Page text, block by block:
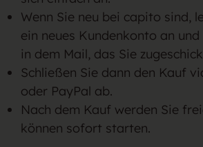
Wenn Sie neu bei capito sind,
ein neues Kundenkonto an
in dem Mail, das Sie
Schließen Sie dann den Kauf
oder PayPal ab.
Nach dem Kauf werden Sie
können sofort starten.